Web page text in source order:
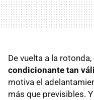
De vuelta a la rotonda,
condicionante tan
motiva el
más que previsibles.